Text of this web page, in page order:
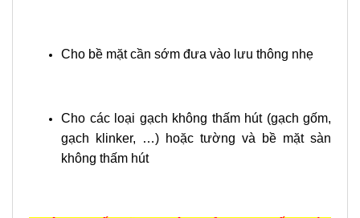
Cho bề mặt cần sớm đưa vào lưu thông nhẹ
Cho các loại gạch không thấm hút (gạch gốm,
gạch klinker, …) hoặc tường và bề mặt sàn
không thấm hút